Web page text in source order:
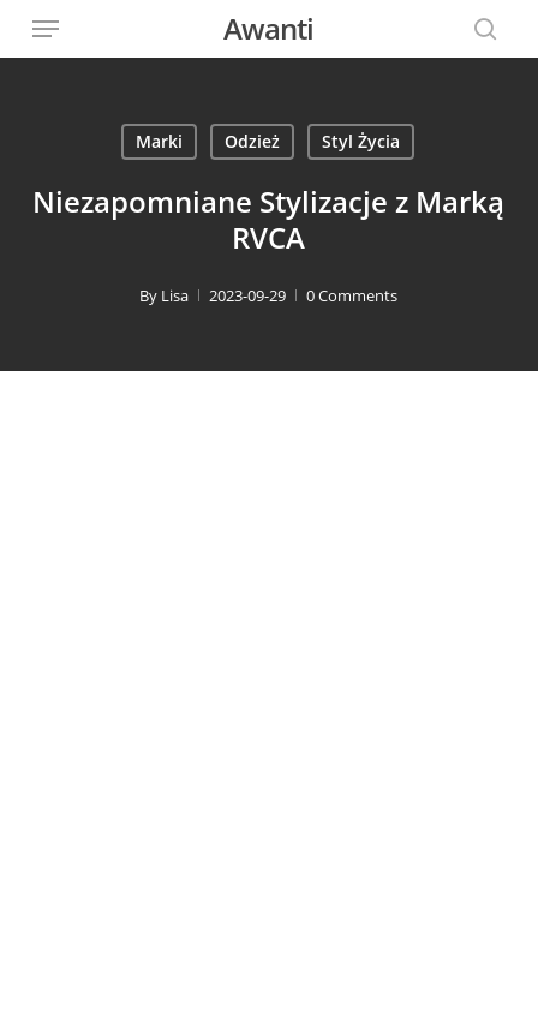
Awanti
Menu
Marki Odzież Styl Życia
Niezapomniane Stylizacje z Marką
RVCA
By Lisa 2023-09-29 0 Comments